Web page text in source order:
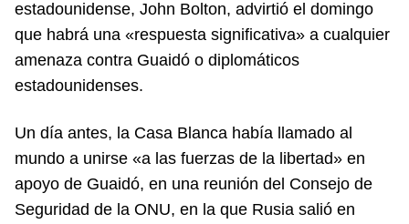
estadounidense, John Bolton, advirtió el domingo
que habrá una «respuesta significativa» a cualquier
amenaza contra Guaidó o diplomáticos
estadounidenses.
Un día antes, la Casa Blanca había llamado al
mundo a unirse «a las fuerzas de la libertad» en
apoyo de Guaidó, en una reunión del Consejo de
Seguridad de la ONU, en la que Rusia salió en